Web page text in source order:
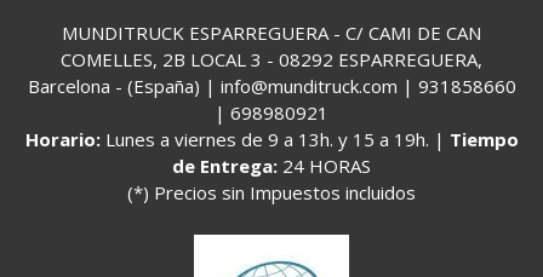
MUNDITRUCK ESPARREGUERA - C/ CAMI DE CAN
COMELLES, 2B LOCAL 3 - 08292 ESPARREGUERA,
Barcelona - (España) | info@munditruck.com | 931858660
| 698980921
Horario: Lunes a viernes de 9 a 13h. y 15 a 19h. | Tiempo
de Entrega: 24 HORAS
(*) Precios sin Impuestos incluidos